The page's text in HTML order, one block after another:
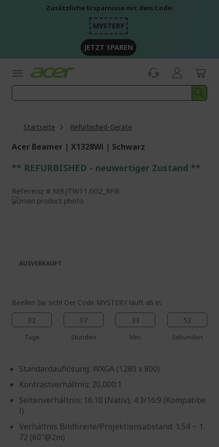
Zusätzliche Ersparnisse mit dem Code:
MYSTERY
JETZT SPAREN
Startseite Refurbished-Geräte
Acer Beamer | X1328Wi | Schwarz
** REFURBISHED - neuwertiger Zustand **
Referenz MR.JTW11.002_RFB
Zum
Beeilen Sie sich! Der Code MYSTERY läuft ab in:
02
Tage
07
Stunden
33
Min.
53
Sekunden
Standardauflösung: WXGA (1280 x 800)
Kontrastverhältnis: 20,000:1
Seitenverhältnis: 16:10 (Nativ), 4:3/16:9 (Kompatibe
l)
Verhältnis Bildbreite/Projektionsabstand: 1.54 ~ 1.
72 (60"@2m)
AUSVERKAUFT